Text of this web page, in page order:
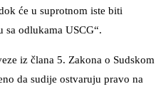
će u suprotnom iste biti
odlukama USCG“.
iz člana 5. Zakona o Sudskom
da sudije ostvaruju pravo na